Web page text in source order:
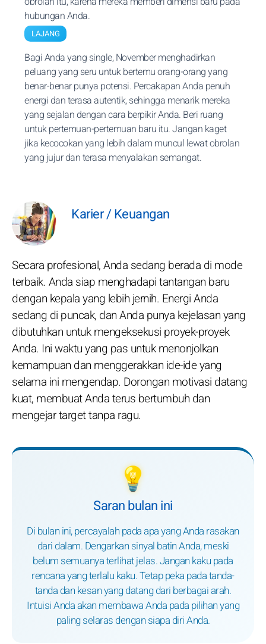
hubungan Anda.
LAJANG
Bagi Anda yang single, November menghadirkan
peluang yang seru untuk bertemu orang-orang yang
benar-benar punya potensi. Percakapan Anda penuh
energi dan terasa autentik, sehingga menarik mereka
yang sejalan dengan cara berpikir Anda. Beri ruang
untuk pertemuan-pertemuan baru itu. Jangan kaget
jika kecocokan yang lebih dalam muncul lewat obrolan
yang jujur dan terasa menyalakan semangat.
Karier / Keuangan
Secara profesional, Anda sedang berada di mode
terbaik. Anda siap menghadapi tantangan baru
dengan kepala yang lebih jernih. Energi Anda
sedang di puncak, dan Anda punya kejelasan yang
dibutuhkan untuk mengeksekusi proyek-proyek
Anda. Ini waktu yang pas untuk menonjolkan
kemampuan dan menggerakkan ide-ide yang
selama ini mengendap. Dorongan motivasi datang
kuat, membuat Anda terus bertumbuh dan
mengejar target tanpa ragu.
💡
Saran bulan ini
Di bulan ini, percayalah pada apa yang Anda rasakan
dari dalam. Dengarkan sinyal batin Anda, meski
belum semuanya terlihat jelas. Jangan kaku pada
rencana yang terlalu kaku. Tetap peka pada tanda-
tanda dan kesan yang datang dari berbagai arah.
Intuisi Anda akan membawa Anda pada pilihan yang
paling selaras dengan siapa diri Anda.